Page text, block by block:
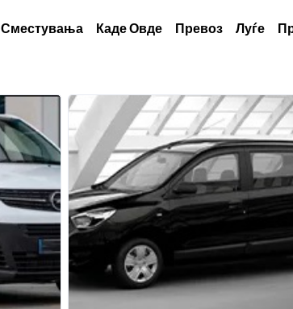
Сместувања Каде Овде Превоз Луѓе